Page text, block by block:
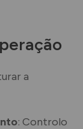
a
: Controlo